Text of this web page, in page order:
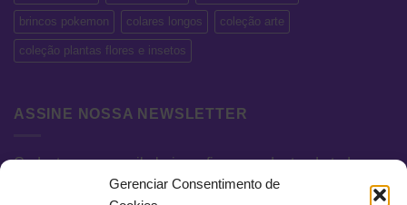
Gerenciar Consentimento de
brincos pokemon colares longos coleção arte
coleção plantas flores e insetos
ASSINE NOSSA NEWSLETTER
Cadastre seu e-mail abaixo e fique por dentro de todas as
novidades e promoções exclusivas.